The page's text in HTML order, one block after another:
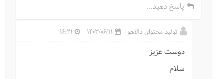
پاسخ دهید...
تولید محتوای دالاهو 1403/06/11
16:21
دوست عزیز
سلام